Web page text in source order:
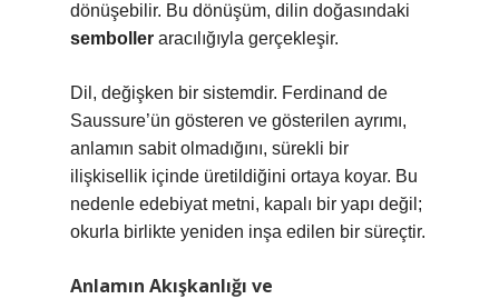
dönüşebilir. Bu dönüşüm, dilin doğasındaki
semboller aracılığıyla gerçekleşir.
Dil, değişken bir sistemdir. Ferdinand de
Saussure’ün gösteren ve gösterilen ayrımı,
anlamın sabit olmadığını, sürekli bir
ilişkisellik içinde üretildiğini ortaya koyar. Bu
nedenle edebiyat metni, kapalı bir yapı değil;
okurla birlikte yeniden inşa edilen bir süreçtir.
Anlamın Akışkanlığı ve